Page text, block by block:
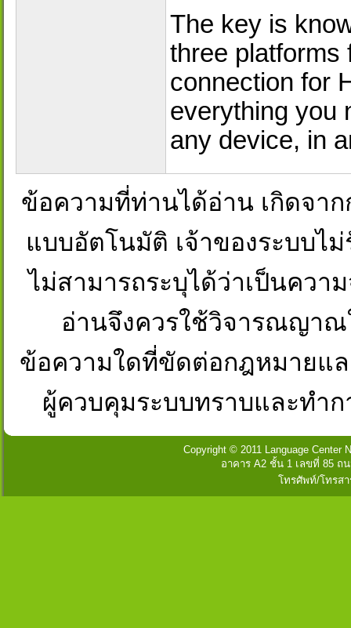
The key is
three platforms
connection for
everything you
any device, in
ข้อความที่ท่านได้อ่าน เกิดจา
แบบอัตโนมัติ เจ้าของระบบไ
ไม่สามารถระบุได้ว่าเป็นควา
อ่านจึงควรใช้วิจารณญาณ
ข้อความใดที่ขัดต่อกฎหมายแ
ผู้ควบคุมระบบทราบและทำ
Copyright © 2011 Language Center
อาคาร A2 ชั้น 1 เลขที่ 85 ถ
โทรศัพท์/โทรสา